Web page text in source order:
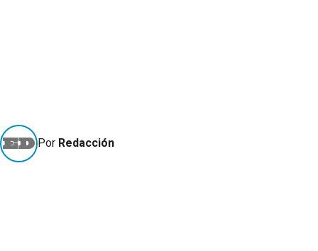
Por Redacción